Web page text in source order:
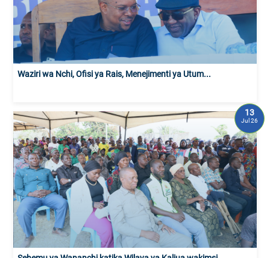
Waziri wa Nchi, Ofisi ya Rais, Menejimenti ya Utum...
13
Jul 26